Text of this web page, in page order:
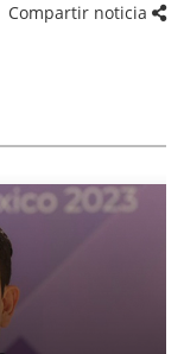
Compartir noticia